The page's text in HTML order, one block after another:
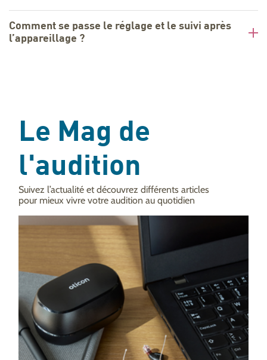
Comment se passe le réglage et le suivi après
l’appareillage ?
Le Mag de
l'audition
Suivez l’actualité et découvrez différents articles
pour mieux vivre votre audition au quotidien